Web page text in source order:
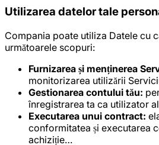
Utilizarea datelor tale
Compania poate utiliza Datele cu
următoarele scopuri:
Furnizarea și menținerea
monitorizarea utilizării
Gestionarea contului tău:
înregistrarea ta ca utilizator
Executarea unui contract:
conformitatea și executarea
achiziție…